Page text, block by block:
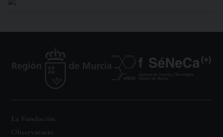
La Fundación
Observatorio